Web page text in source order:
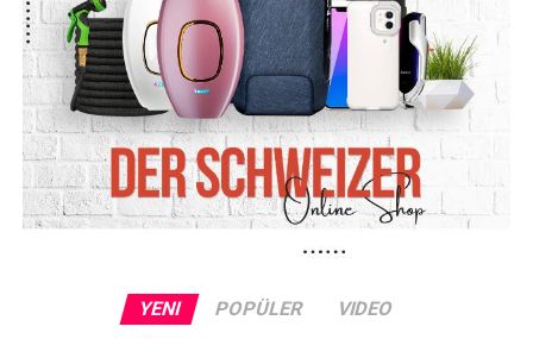
yaşlanan nüfus, yeni ve pahalı tedavi yöntemleri,
ilaç maliyetlerindeki artış ve sağlık hizmetlerine
olan talebin yükselmesiyer alıyor.
Ekonomistler, maaş artışlarının devam etmesine rağmen
sağlık sigortası primlerinin hane gelirleri içindeki
payının giderek büyüdüğüne dikkat çekiyor. Bu da
özellikle orta gelir grubundaalım gücünün
yol açan önemli faktörlerden biri olarak
YENI POPÜLER VIDEO